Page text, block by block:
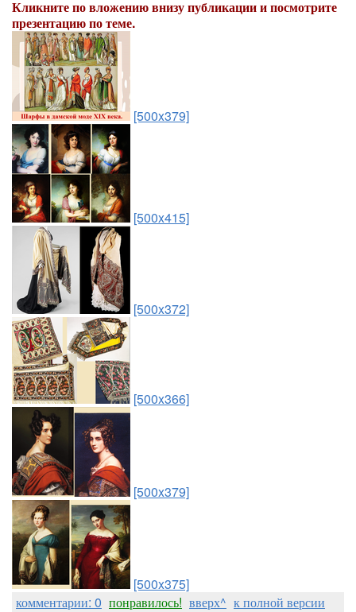
Кликните по вложению внизу публикации и посмотрите
презентацию по теме.
[500x379]
[500x415]
[500x372]
[500x366]
[500x379]
[500x375]
комментарии: 0 понравилось! вверх^ к полной версии